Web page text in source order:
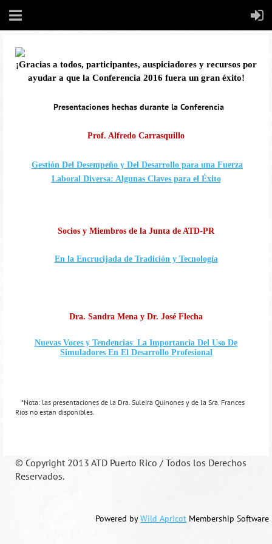
¡Gracias a todos, participantes, auspiciadores y recursos por
ayudar a que la Conferencia 2016 fuera un gran éxito!
Presentaciones hechas durante la Conferencia
Prof. Alfredo Carrasquillo
Gestión Del Desempeño y Del Desarrollo para una Fuerza
Laboral Diversa: Algunas Claves para el Éxito
Socios y Miembros de la Junta de ATD-PR
En la Encrucijada de Tradición y Tecnología
Dra. Sandra Mena y Dr. José Flecha
Nuevas Voces y Tendencias: La Importancia Del Uso De
Simuladores En El Desarrollo Profesional
*Nota: las presentaciones de la Dra. Suleira Quinones y de la Sra. Frances
Rios no estan disponibles.
© Copyright 2013 ATD Puerto Rico / Todos los Derechos
Reservados.
Powered byWild Apricot Membership Software